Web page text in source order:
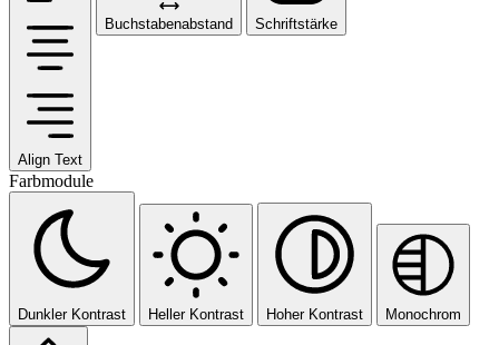
Align Text
Buchstabenabstand Schriftstärke
Farbmodule
Dunkler Kontrast Heller Kontrast Hoher Kontrast Monochrom